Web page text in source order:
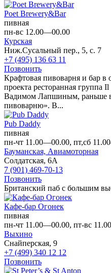
Poet Brewery&Bar
пивная
пн-вс 12.00—00.00
Курская
Ниж.Сусальный пер., 5, с. 7
+7 (495) 136 63 11
Позвонить
Крафтовая пивоварня и бар
проекта ресторанная группа
Вадимом Лапшиным, раньше
пивоварню». В...
Pub Daddy
пивная
пн-чт 11.00—00.00, пт,сб
Бауманская, Авиамоторная
Солдатская, 6А
7 (901) 469-70-13
Позвонить
Британский паб с большим
Кафе-бар Огонек
пивная
пн-чт 11.00—00.00, пт-вс
Выхино
Снайперская, 9
+7 (499) 340 12 12
Позвонить